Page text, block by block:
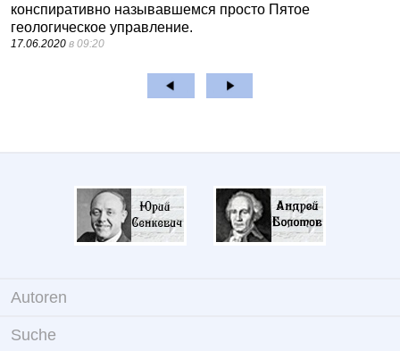
конспиративно называвшемся просто Пятое
геологическое управление.
17.06.2020 в 09:20
Autoren
Suche